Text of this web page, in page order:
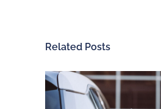
Related Posts